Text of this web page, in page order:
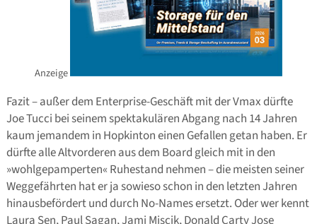
Anzeige
Fazit – außer dem Enterprise-Geschäft mit der Vmax dürfte
Joe Tucci bei seinem spektakulären Abgang nach 14 Jahren
kaum jemandem in Hopkinton einen Gefallen getan haben. Er
dürfte alle Altvorderen aus dem Board gleich mit in den
»wohlgepamperten« Ruhestand nehmen – die meisten seiner
Weggefährten hat er ja sowieso schon in den letzten Jahren
hinausbefördert und durch No-Names ersetzt. Oder wer kennt
Laura Sen, Paul Sagan, Jami Miscik, Donald Carty Jose